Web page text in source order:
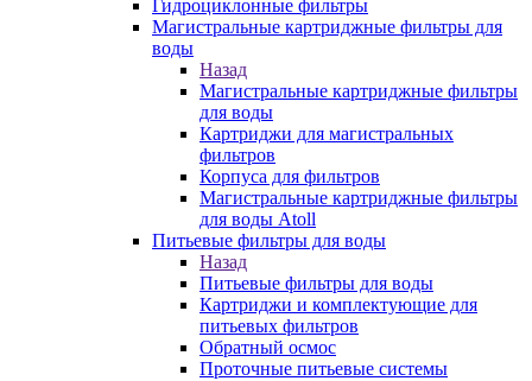
Гидроциклонные фильтры
Магистральные картриджные фильтры для
воды
Назад
Магистральные картриджные фильтры
для воды
Картриджи для магистральных
фильтров
Корпуса для фильтров
Магистральные картриджные фильтры
для воды Atoll
Питьевые фильтры для воды
Назад
Питьевые фильтры для воды
Картриджи и комплектующие для
питьевых фильтров
Обратный осмос
Проточные питьевые системы